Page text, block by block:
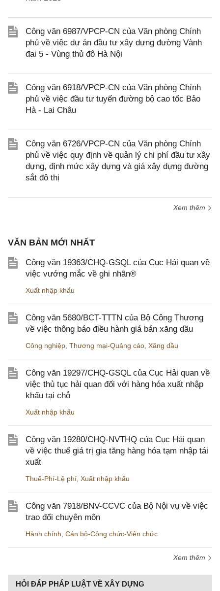
Công văn 6987/VPCP-CN của Văn phòng Chính
phủ về việc dự án đầu tư xây dựng đường Vành
đai 5 - Vùng thủ đô Hà Nội
Công văn 6918/VPCP-CN của Văn phòng Chính
phủ về việc đầu tư tuyến đường bộ cao tốc Bảo
Hà - Lai Châu
Công văn 6726/VPCP-CN của Văn phòng Chính
phủ về việc quy định về quản lý chi phí đầu tư xây
dựng, định mức xây dựng và giá xây dựng đường
sắt đô thị
Xem thêm
VĂN BẢN MỚI NHẤT
Công văn 19363/CHQ-GSQL của Cục Hải quan về
việc vướng mắc về ghi nhãn®
Xuất nhập khẩu
Công văn 5680/BCT-TTTN của Bộ Công Thương
về việc thông báo điều hành giá bán xăng dầu
Công nghiệp Thương mại-Quảng cáo Xăng dầu
Công văn 19297/CHQ-GSQL của Cục Hải quan về
việc thủ tục hải quan đối với hàng hóa xuất nhập
khẩu tại chỗ
Xuất nhập khẩu
Công văn 19280/CHQ-NVTHQ của Cục Hải quan
về việc thuế giá trị gia tăng hàng hóa tạm nhập tái
xuất
Thuế-Phí-Lệ phí Xuất nhập khẩu
Công văn 7918/BNV-CCVC của Bộ Nội vụ về việc
trao đổi chuyên môn
Hành chính Cán bộ-Công chức-Viên chức
Xem thêm
HỎI ĐÁP PHÁP LUẬT VỀ XÂY DỰNG